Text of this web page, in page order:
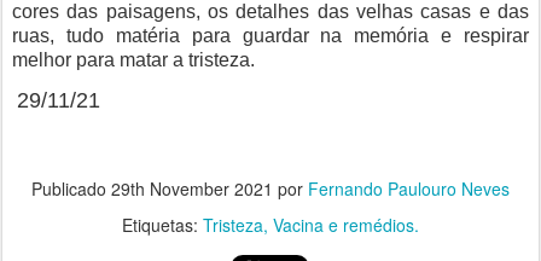
cores das paisagens, os detalhes das velhas casas e das
ruas, tudo matéria para guardar na memória e respirar
melhor para matar a tristeza.
29/11/21
Publicado 29th November 2021 por Fernando Paulouro Neves
Etiquetas: Tristeza Vacina e remédios.